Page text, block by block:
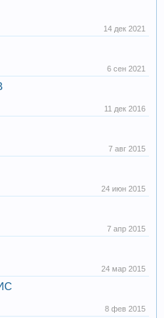
14 дек 2021
6 сен 2021
11 дек 2016
7 авг 2015
24 июн 2015
7 апр 2015
24 мар 2015
8 фев 2015